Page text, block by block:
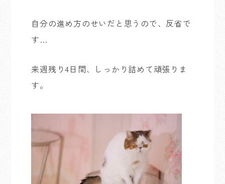
自分の進め方のせいだと思うので、反省で
す…
来週残り4日間、しっかり詰めて頑張りま
す。